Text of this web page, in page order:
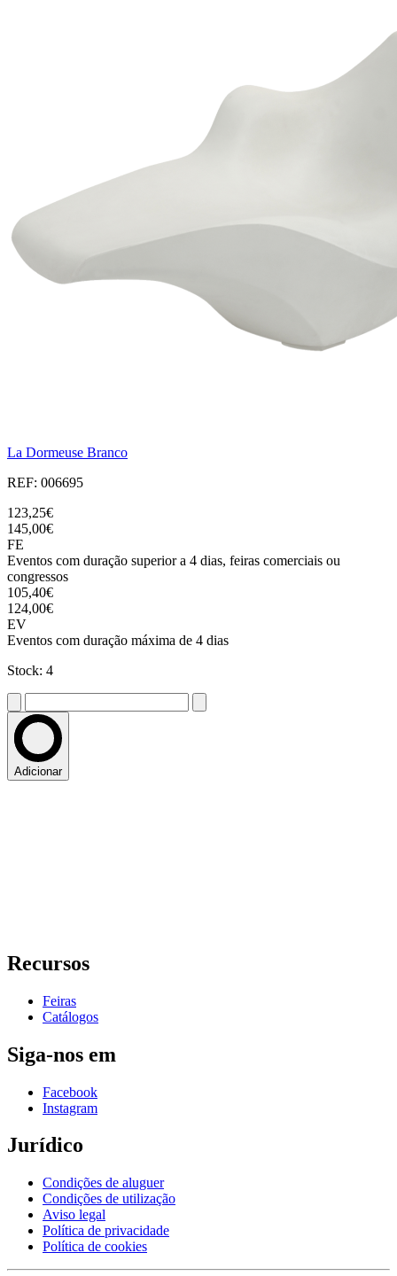
La Dormeuse Branco
REF: 006695
123,25€
145,00€
FE
Eventos com duração superior a 4 dias, feiras comerciais ou
congressos
105,40€
124,00€
EV
Eventos com duração máxima de 4 dias
Stock: 4
Adicionar
Recursos
Feiras
Catálogos
Siga-nos em
Facebook
Instagram
Jurídico
Condições de aluguer
Condições de utilização
Aviso legal
Política de privacidade
Política de cookies